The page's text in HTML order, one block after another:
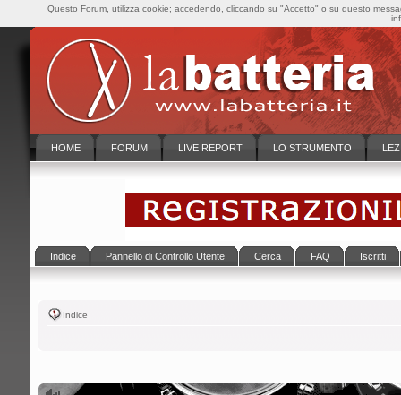
HOME FORUM LIVE REPORT LO STRUMENTO
Indice Pannello di Controllo Utente Cerca FAQ Iscritti
Indice
Questo Forum, utilizza cookie; accedendo, cliccando su "Accetto" o su questo